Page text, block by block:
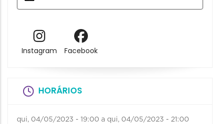
Instagram Facebook
HORÁRIOS
qui, 04/05/2023 - 19:00 a qui, 04/05/2023 - 21:00